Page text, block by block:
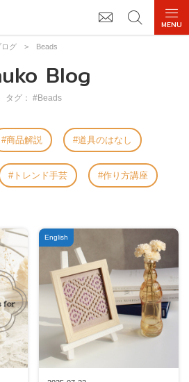
ログ > Beads
Blog
タグ： #Beads
商品解説 道具のはなし
トレンド手芸 作り方講座
English